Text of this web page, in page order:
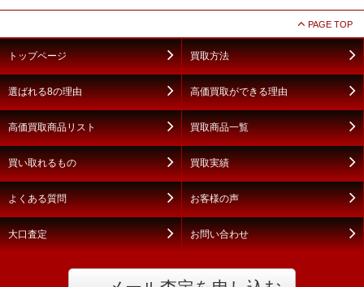
PAGE TOP
トップページ 買取方法
選ばれる8の理由 高価買取ができる理由
高価買取商品リスト 買取商品一覧
買い取れるもの 買取実績
よくある質問 お客様の声
大口査定 お問い合わせ